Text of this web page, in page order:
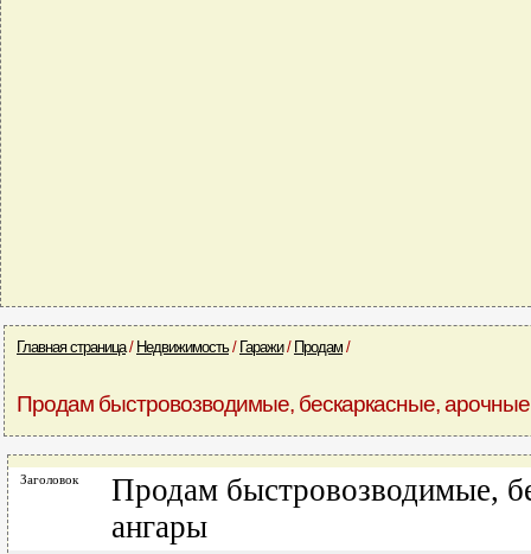
Главная страница/ Недвижимость/ Гаражи/ Продам /
Продам быстровозводимые, бескаркасные,
Заголовок
Продам быстровозводимые,
ангары